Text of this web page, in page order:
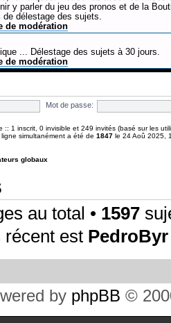
y parler du jeu des pronos et de la
délestage des sujets.
de modération
... Délestage des sujets à 30 jours.
de modération
Mot de passe:
:: 1 inscrit, 0 invisible et 249 invités (basé sur les
simultanément a été de 1847 le 24 Aoû 2025,
globaux
au total • 1597
est PedroByr
by phpBB ©